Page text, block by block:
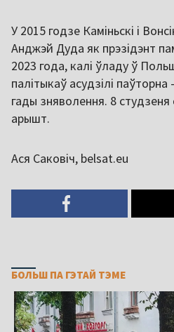
У 2015 годзе Каміньскі і
Анджэй Дуда як прэзідэнт
2023 года, калі ўладу ў
палітыкаў асудзілі паўторна
гады зняволення. 8
арышт.
Ася Саковіч, belsat.eu
БОЛЬШ ПА ГЭТАЙ ТЭМЕ